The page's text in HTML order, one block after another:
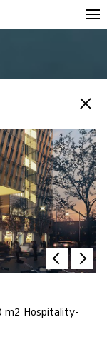
m2 Hospitality-